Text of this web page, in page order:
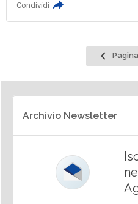
Condividi
Pagina
Archivio Newsletter